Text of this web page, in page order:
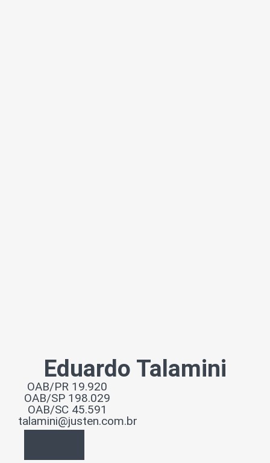
Eduardo Talamini
OAB/PR 19.920
OAB/SP 198.029
OAB/SC 45.591
talamini@justen.com.br